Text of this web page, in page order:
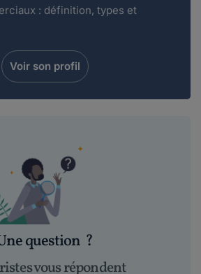
: définition, types et
Voir son profil
question ?
vous répondent